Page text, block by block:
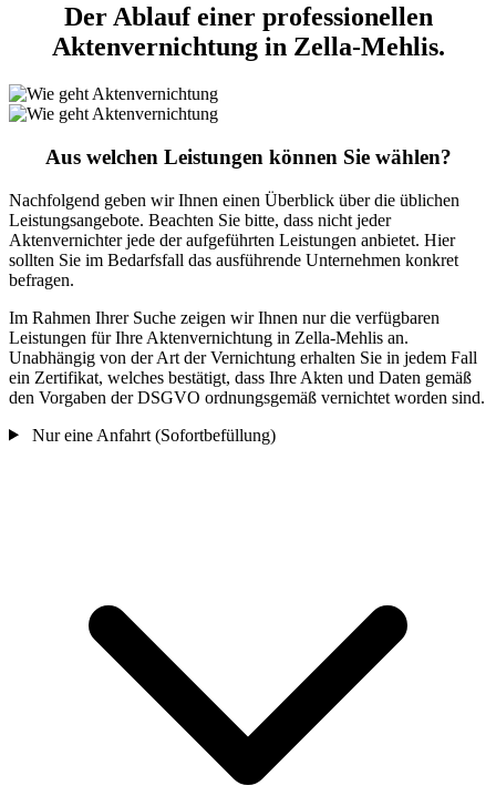
Der Ablauf einer professionellen
Aktenvernichtung in Zella-Mehlis.
Aus welchen Leistungen können Sie wählen?
Nachfolgend geben wir Ihnen einen Überblick über die üblichen
Leistungsangebote. Beachten Sie bitte, dass nicht jeder
Aktenvernichter jede der aufgeführten Leistungen anbietet. Hier
sollten Sie im Bedarfsfall das ausführende Unternehmen konkret
befragen.
Im Rahmen Ihrer Suche zeigen wir Ihnen nur die verfügbaren
Leistungen für Ihre Aktenvernichtung in Zella-Mehlis an.
Unabhängig von der Art der Vernichtung erhalten Sie in jedem Fall
ein Zertifikat, welches bestätigt, dass Ihre Akten und Daten gemäß
den Vorgaben der DSGVO ordnungsgemäß vernichtet worden sind.
Nur eine Anfahrt (Sofortbefüllung)